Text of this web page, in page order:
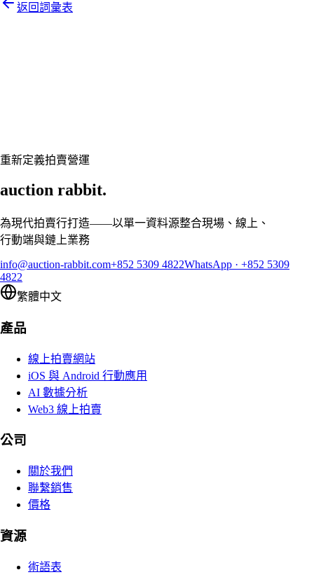
返回詞彙表
重新定義拍賣營運
auction rabbit.
為現代拍賣行打造——以單一資料源整合現場、線上、
行動端與鏈上業務
info@auction-rabbit.com+852 5309 4822WhatsApp · +852 5309
4822
繁體中文
產品
線上拍賣網站
iOS 與 Android 行動應用
AI 數據分析
Web3 線上拍賣
公司
關於我們
聯繫銷售
價格
資源
術語表